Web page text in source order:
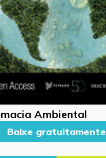
Ambiental
Baixe gratuitamente